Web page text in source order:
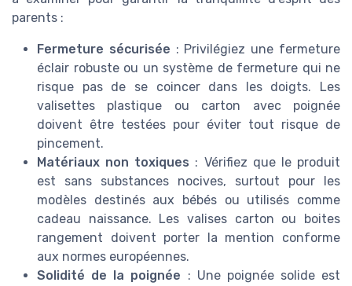
parents :
Fermeture sécurisée : Privilégiez une fermeture
éclair robuste ou un système de fermeture qui ne
risque pas de se coincer dans les doigts. Les
valisettes plastique ou carton avec poignée
doivent être testées pour éviter tout risque de
pincement.
Matériaux non toxiques : Vérifiez que le produit
est sans substances nocives, surtout pour les
modèles destinés aux bébés ou utilisés comme
cadeau naissance. Les valises carton ou boites
rangement doivent porter la mention conforme
aux normes européennes.
Solidité de la poignée : Une poignée solide est